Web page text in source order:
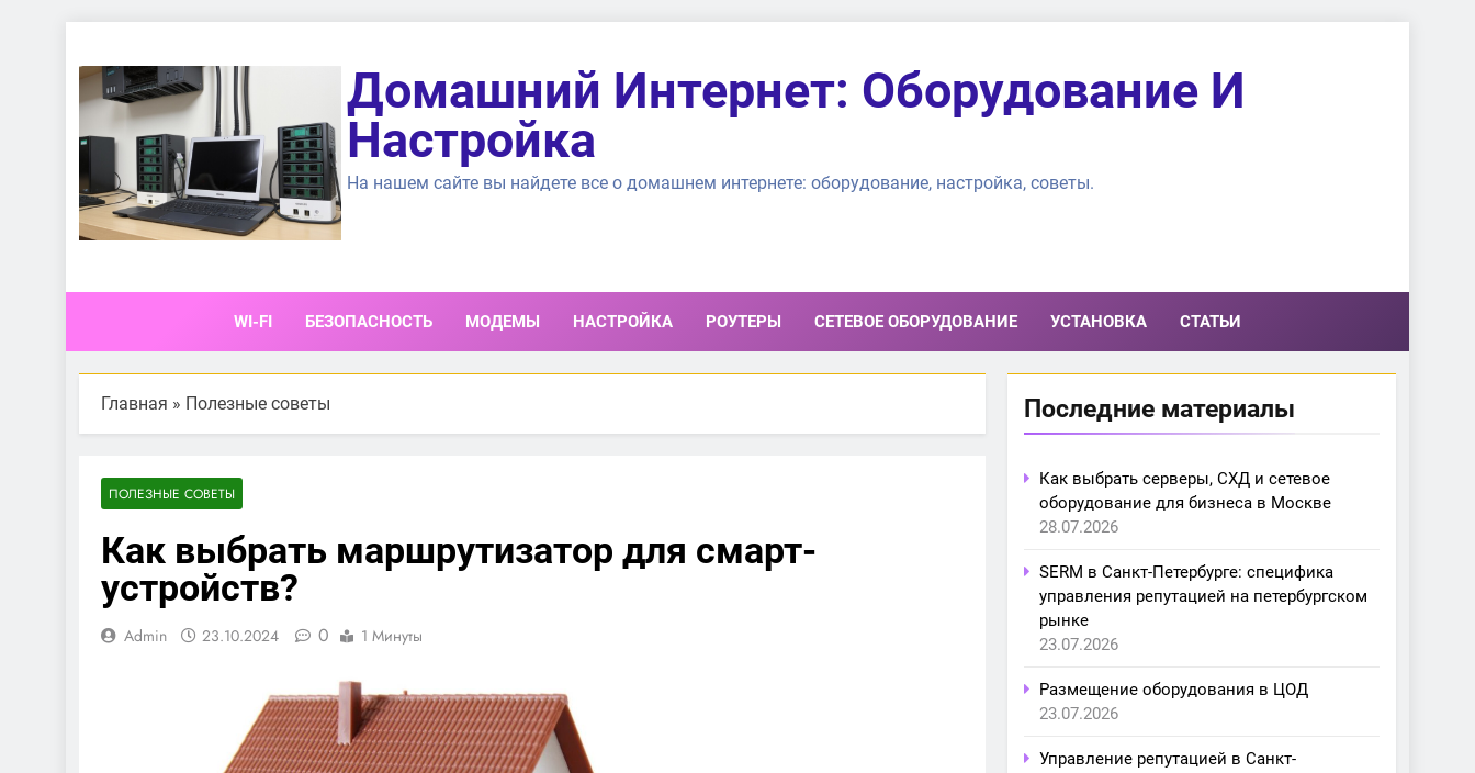
содержимому
Домашний Интернет: Оборудование И
Настройка
На нашем сайте вы найдете все о домашнем интернете: оборудование, настройка, советы.
WI-FI БЕЗОПАСНОСТЬ МОДЕМЫ НАСТРОЙКА РОУТЕРЫ СЕТЕВОЕ ОБОРУДОВАНИЕ УСТАНОВКА СТАТЬИ
Главная » Полезные советы
ПОЛЕЗНЫЕ СОВЕТЫ
Как выбрать маршрутизатор для смарт-
устройств?
Admin 23.10.2024 0 1 Минуты
Последние материалы
Как выбрать серверы, СХД и сетевое
оборудование для бизнеса в Москве
28.07.2026
SERM в Санкт-Петербурге: специфика
управления репутацией на петербургском
рынке
23.07.2026
Размещение оборудования в ЦОД
23.07.2026
Управление репутацией в Санкт-